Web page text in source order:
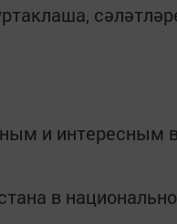
и интересным в
в